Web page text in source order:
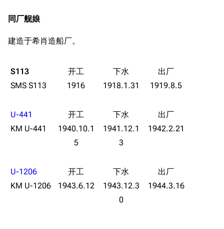
导航
最近更改
新文件
新页面
编辑规范
推荐角色与游戏技
巧
经验计算
远征
好感度
战利品与功勋
按类型
舰娘获得方式
换装
装备图鉴
装备属性一览
同厂舰娘
建造于希肖造船厂。
S113
SMS S113
1916 1918.1.31 1919.8.5
U-441
KM U-441
1940.10.1
5
1941.12.1
3
1942.2.21
U-1206
KM U-1206
1943.6.12
1943.12.3
0
1944.3.16